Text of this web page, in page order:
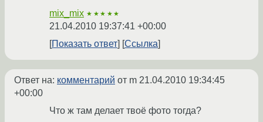
mix_mix ★★★★★
21.04.2010 19:37:41 +00:00
Показать ответ
Ссылка
Ответ на: комментарий от m 21.04.2010 19:34:45
+00:00
Что ж там делает твоё фото тогда?